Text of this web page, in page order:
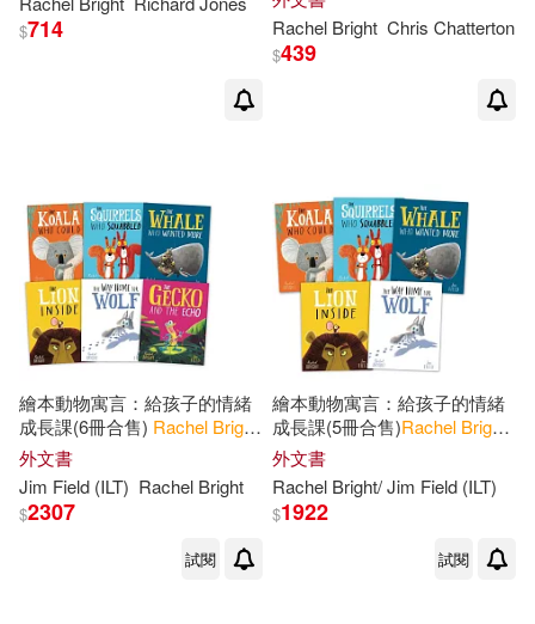
$714
Rachel Bright Chris Chatterton
$439
繪本動物寓言：給孩子的情緒
成長課(6冊合售) Rachel Bright
6 copy Shrinkwrap
外文書
Jim Field (ILT) Rachel Bright
$2307
試閱
繪本動物寓言：給孩子的情緒
成長課(5冊合售)Rachel Bright
5-book pack
外文書
Rachel Bright/ Jim Field (ILT)
$1922
試閱